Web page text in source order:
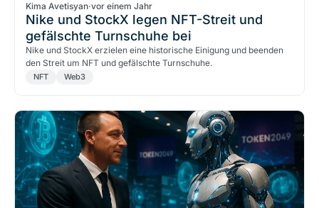
Kima Avetisyan·vor einem Jahr
Nike und StockX legen NFT-Streit und
gefälschte Turnschuhe bei
Nike und StockX erzielen eine historische Einigung und beenden
den Streit um NFT und gefälschte Turnschuhe.
NFT Web3